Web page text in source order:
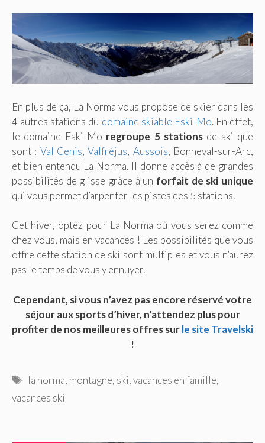
En plus de ça, La Norma vous propose de skier dans les
4 autres stations du domaine skiable Eski-Mo. En effet,
le domaine Eski-Mo regroupe 5 stationsde ski que
sont : Val Cenis,Valfréjus, Aussois, Bonneval-sur-Arc,
et bien entendu La Norma. Il donne accès à de grandes
possibilités de glisse grâce à un forfait de ski unique
qui vous permet d’arpenter les pistes des 5 stations.
Cet hiver, optez pour La Norma où vous serez comme
chez vous, mais en vacances ! Les possibilités que vous
offre cette station de ski sont multiples et vous n’aurez
pas le temps de vous y ennuyer.
Cependant, si vous n’avez pas encore réservé votre
séjour aux sports d’hiver, n’attendez plus pour
profiter de nos meilleures offres surle site Travelski
!
Étiquettes
la norma, montagne, ski,vacances en famille,
vacances ski